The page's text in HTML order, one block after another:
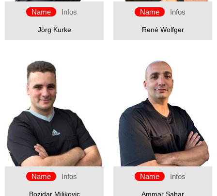
Name Infos
Jörg Kurke
Name Infos
René Wolfger
Name Infos
Bozidar Miljkovic
Name Infos
Ammar Sahar